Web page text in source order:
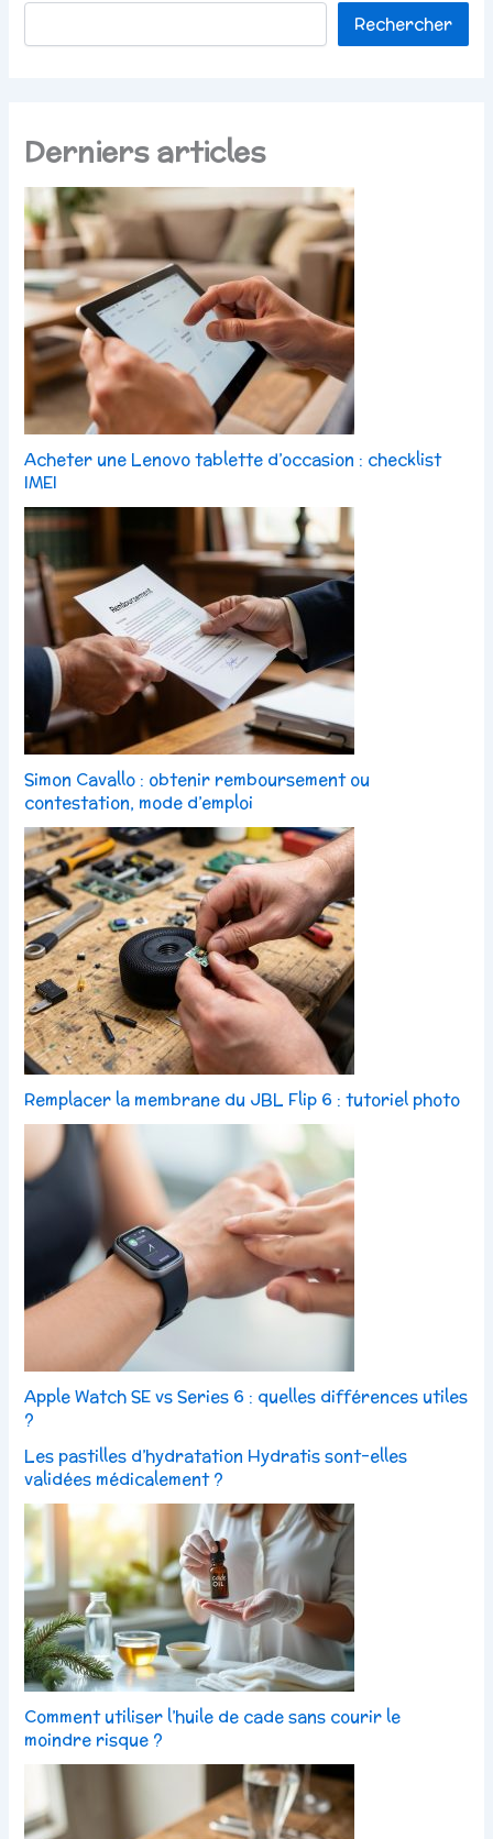
Rechercher
Derniers articles
Acheter une Lenovo tablette d’occasion : checklist
IMEI
Simon Cavallo : obtenir remboursement ou
contestation, mode d’emploi
Remplacer la membrane du JBL Flip 6 : tutoriel photo
Apple Watch SE vs Series 6 : quelles différences utiles
?
Les pastilles d’hydratation Hydratis sont-elles
validées médicalement ?
Comment utiliser l’huile de cade sans courir le
moindre risque ?